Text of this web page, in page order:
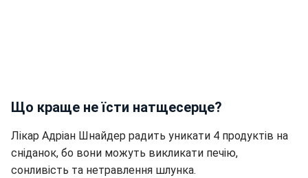
Що краще не їсти натщесерце?
Лікар Адріан Шнайдер радить уникати 4 продуктів на
сніданок, бо вони можуть викликати печію,
сонливість та нетравлення шлунка.